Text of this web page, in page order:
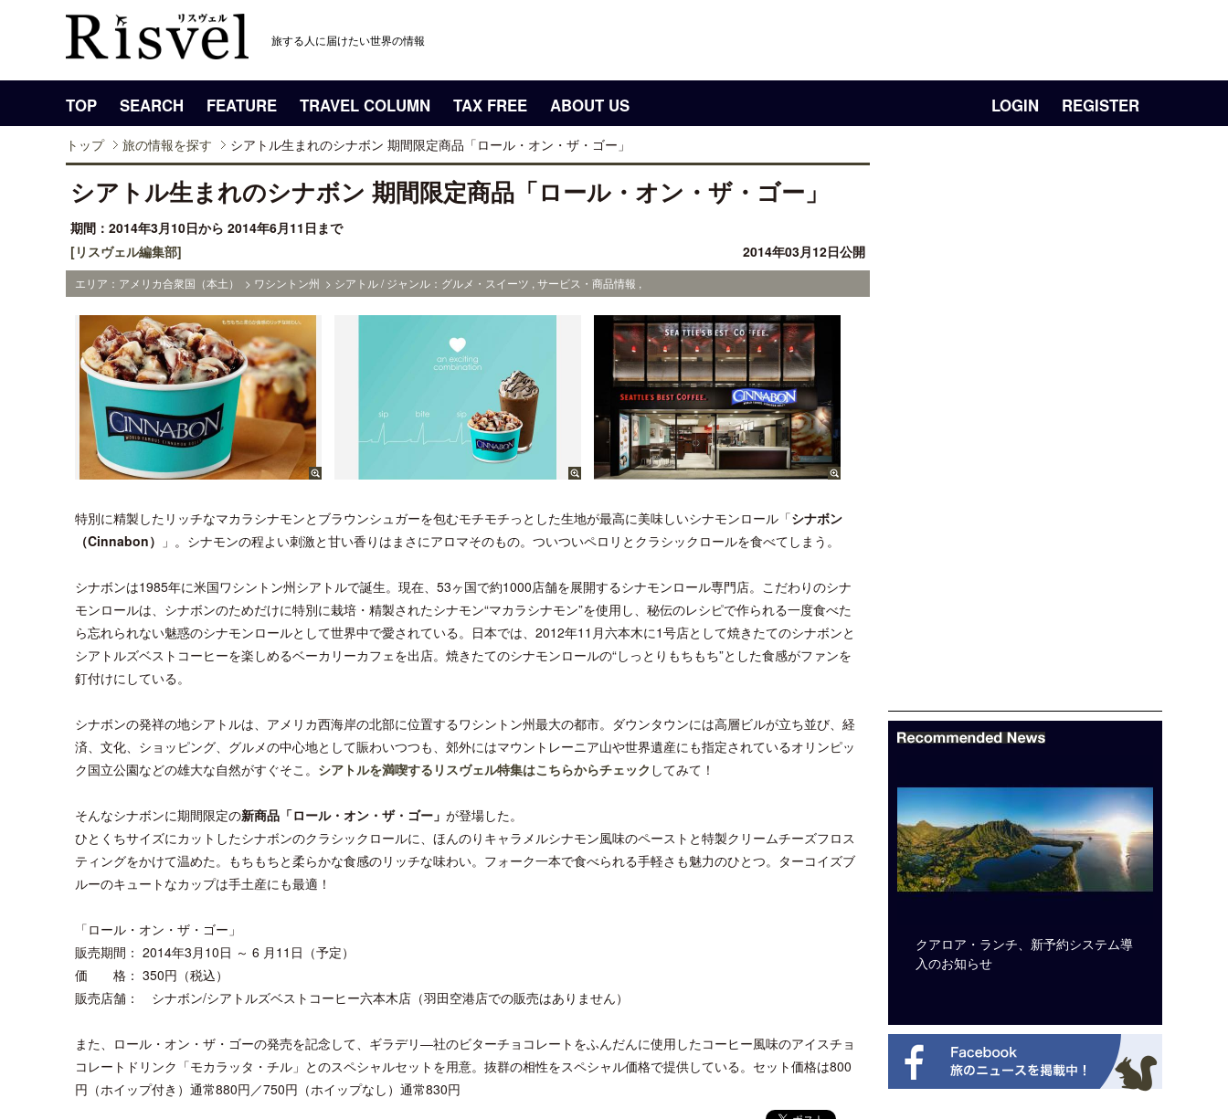
旅する人に届けたい世界の情報
TOP SEARCH FEATURE TRAVEL COLUMN TAX FREE ABOUT US LOGIN REGISTER
トップ 旅の情報を探す シアトル生まれのシナボン 期間限定商品「ロール・オン・ザ・ゴー」
シアトル生まれのシナボン 期間限定商品「ロール・オン・ザ・ゴー」
期間：2014年3月10日から 2014年6月11日まで
[リスヴェル編集部]
2014年03月12日公開
エリア：アメリカ合衆国（本土） > ワシントン州 > シアトル / ジャンル：グルメ・スイーツ , サービス・商品情報 ,
特別に精製したリッチなマカラシナモンとブラウンシュガーを包むモチモチっとした生地が最高に美味しいシナモンロール「シナボン
（Cinnabon）
」。シナモンの程よい刺激と甘い香りはまさにアロマそのもの。ついついペロリとクラシックロールを食べてしまう。
シナボンは1985年に米国ワシントン州シアトルで誕生。現在、53ヶ国で約1000店舗を展開するシナモンロール専門店。こだわりのシナ
モンロールは、シナボンのためだけに特別に栽培・精製されたシナモン“マカラシナモン”を使用し、秘伝のレシピで作られる一度食べた
ら忘れられない魅惑のシナモンロールとして世界中で愛されている。日本では、2012年11月六本木に1号店として焼きたてのシナボンと
シアトルズベストコーヒーを楽しめるベーカリーカフェを出店。焼きたてのシナモンロールの“しっとりもちもち”とした食感がファンを
釘付けにしている。
シナボンの発祥の地シアトルは、アメリカ西海岸の北部に位置するワシントン州最大の都市。ダウンタウンには高層ビルが立ち並び、経
済、文化、ショッピング、グルメの中心地として賑わいつつも、郊外にはマウントレーニア山や世界遺産にも指定されているオリンピッ
ク国立公園などの雄大な自然がすぐそこ。 シアトルを満喫するリスヴェル特集はこちらからチェック してみて！
そんなシナボンに期間限定の新商品「ロール・オン・ザ・ゴー」 が登場した。
ひとくちサイズにカットしたシナボンのクラシックロールに、ほんのりキャラメルシナモン風味のペーストと特製クリームチーズフロス
ティングをかけて温めた。もちもちと柔らかな食感のリッチな味わい。フォーク一本で食べられる手軽さも魅力のひとつ。ターコイズブ
ルーのキュートなカップは手土産にも最適！
「ロール・オン・ザ・ゴー」
販売期間： 2014年3月10日 ～ 6 月11日（予定）
価 格： 350円（税込）
販売店舗： シナボン/シアトルズベストコーヒー六本木店（羽田空港店での販売はありません）
また、ロール・オン・ザ・ゴーの発売を記念して、ギラデリ―社のビターチョコレートをふんだんに使用したコーヒー風味のアイスチョ
コレートドリンク「モカラッタ・チル」とのスペシャルセットを用意。抜群の相性をスペシャル価格で提供している。セット価格は800
円（ホイップ付き）通常880円／750円（ホイップなし）通常830円
クアロア・ランチ、新予約システム導
入のお知らせ